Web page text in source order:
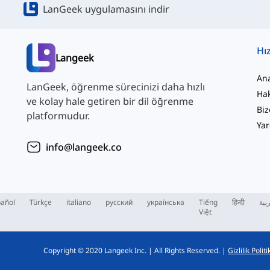
LanGeek uygulamasını indir
Langeek
LanGeek, öğrenme sürecinizi daha hızlı
ve kolay hale getiren bir dil öğrenme
platformudur.
info@langeek.co
Türkçe italiano русский українська
Tiếng
Việt
हिन्दी
Copyright © 2020 Langeek Inc. | All Rights Reserved. | Gizlilik